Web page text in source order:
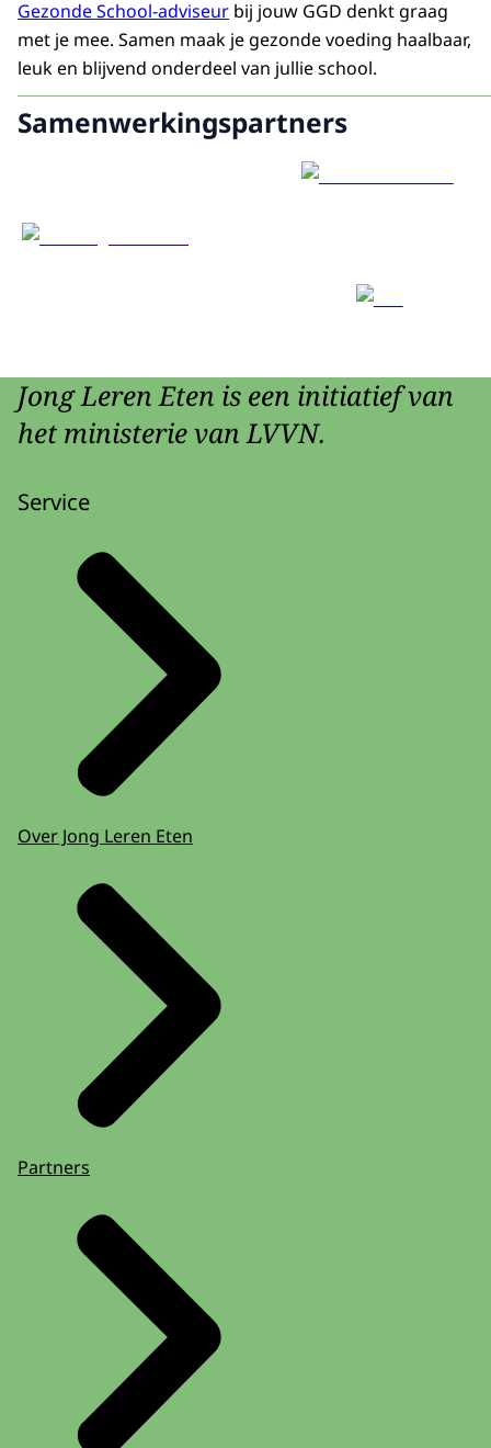
Gezonde School-adviseur bij jouw GGD denkt graag
met je mee. Samen maak je gezonde voeding haalbaar,
leuk en blijvend onderdeel van jullie school.
Samenwerkingspartners
Jong Leren Eten is een initiatief van
het ministerie van LVVN.
Service
Over Jong Leren Eten
Partners